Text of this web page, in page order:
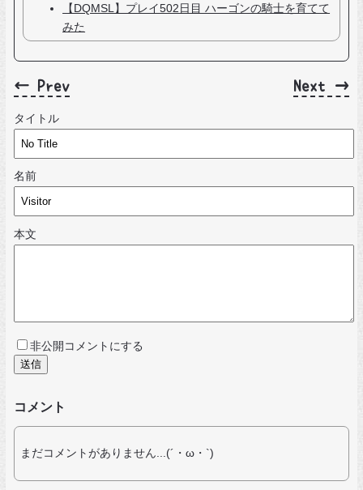
【DQMSL】プレイ502日目 ハーゴンの騎士を育てて
みた
← Prev Next →
タイトル
名前
本文
非公開コメントにする
コメント
まだコメントがありません...(´・ω・`)